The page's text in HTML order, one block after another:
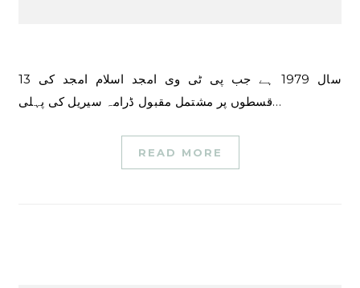
سال 1979 ہے جب پی ٹی وی امجد اسلام امجد کی 13
قسطوں پر مشتمل مقبول ڈرامہ سیریل کی پہلی…
READ MORE